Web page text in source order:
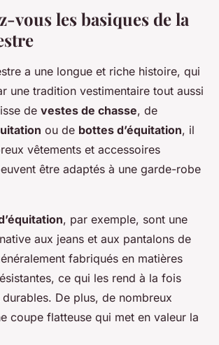
vous les basiques de la
a une longue et riche histoire, qui
une tradition vestimentaire tout aussi
de vestes de chasse, de
ou de bottes d’équitation, il
vêtements et accessoires
être adaptés à une garde-robe
, par exemple, sont une
aux jeans et aux pantalons de
fabriqués en matières
ce qui les rend à la fois
De plus, de nombreux
coupe flatteuse qui met en valeur la